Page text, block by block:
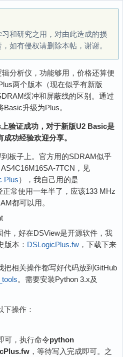
和研究之用，对由此造成的损
如有侵权请删除本帖，谢谢。
分析仪，功能够用，价格还算便
两个版本（现在似乎有新版
缓冲和屏蔽线的区别。通过
升级为Plus。
验证成功，对于新版U2 Basic是
功经验欢迎分享。
板子上。官方用的SDRAM似乎
7TCN，见
Plus），我自己用的是
正常使用一年半了，应该133 MHz
都可以用。
件，好在DSView是开源软件，我
版本： DSLogicPlus.fw ，下载下来
把相关操作都写好代码放到GitHub
。需要安装Python 3.x及
操作：
可，执行命令python
，等待写入完成即可。之